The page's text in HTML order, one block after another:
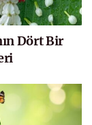
Dört Bir